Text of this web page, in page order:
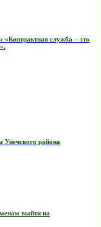
служба – это
Унечского района
выйти на